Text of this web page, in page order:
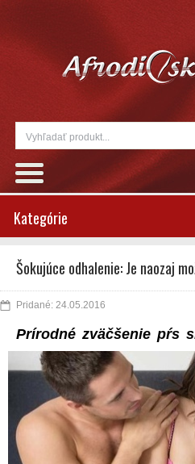
Kategórie
Šokujúce odhalenie: Je naozaj
Pridané: 24.05.2016
Prírodné zväčšenie pŕs